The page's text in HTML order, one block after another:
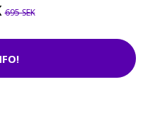
695 SEK